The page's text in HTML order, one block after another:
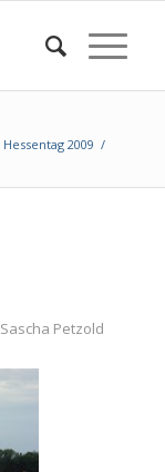
Hessentag 2009 /
Sascha Petzold